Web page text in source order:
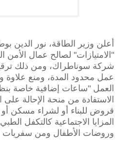
أعلن وزير الطاقة، نور الدين
"الامتيازات" لصالح عمال الأمن
شركة سوناطراك، ومن ذلك
عمل محدود المدة، ومنع
العمل "ساعات إضافية خاصة
الاستفادة من منحة الإحالة على
قروض للبناء أو لشراء مسكن أو
المزايا الاجتماعية كالتكفل
وروضات الأطفال ومن سفريات